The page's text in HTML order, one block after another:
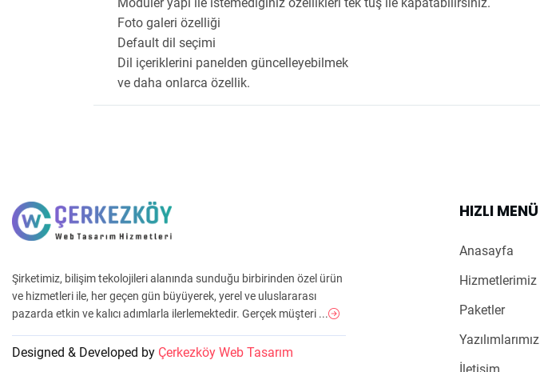
Foto galeri özelliği
Default dil seçimi
Dil içeriklerini panelden güncelleyebilmek
ve daha onlarca özellik.
Şirketimiz, bilişim tekolojileri alanında sunduğu birbirinden özel ürün
ve hizmetleri ile, her geçen gün büyüyerek, yerel ve uluslararası
pazarda etkin ve kalıcı adımlarla ilerlemektedir. Gerçek müşteri ...
Designed & Developed by Çerkezköy Web Tasarım
HIZLI MENÜ
Anasayfa
Hizmetlerimiz
Paketler
Yazılımlarımız